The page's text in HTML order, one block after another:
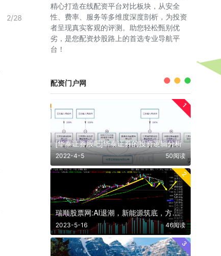
2/28
精心打造在线配资平台对比板块，从安全
性、费率、服务等多维度深度剖析，为投资
者呈现真实客观的评测。助您轻松甄别优
劣，是您配资炒股路上的首选专业导航平
台！
配资门户网
1
[华泰证券股吧]华泰证券的投资逻辑分析
2022-4-5 50阅读
2
瑞顺股票网:AI退潮，新能源筑底，方向切换了吗
2023-5-16 46阅读
3